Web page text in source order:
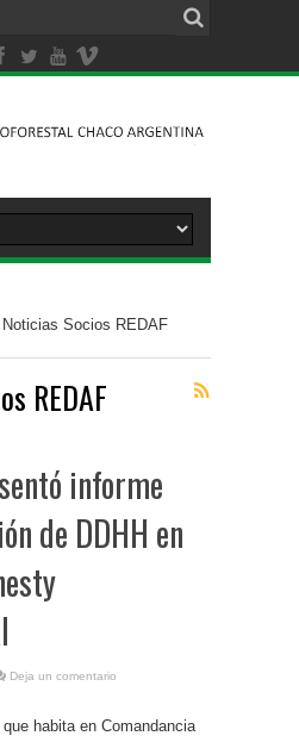
Noticias Socios REDAF
REDAF
informe
de DDHH en
Deja un comentario
habita en Comandancia